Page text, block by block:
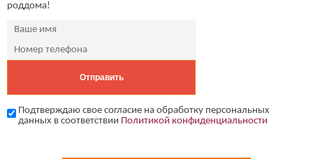
роддома!
Подтверждаю свое согласие на обработку персональных
данных в соответствии Политикой конфиденциальности